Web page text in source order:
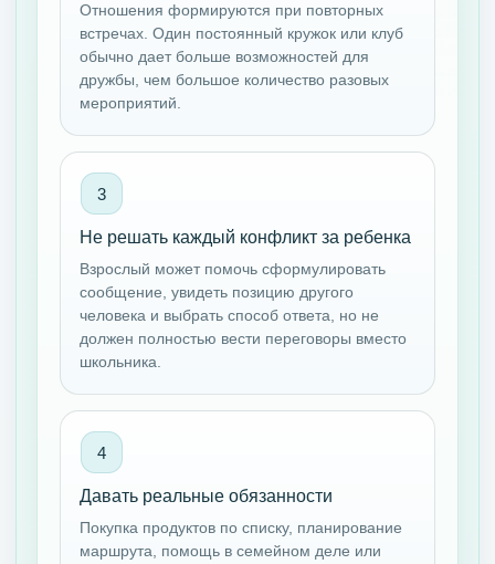
Отношения формируются при повторных
встречах. Один постоянный кружок или клуб
обычно дает больше возможностей для
дружбы, чем большое количество разовых
мероприятий.
Не решать каждый конфликт за ребенка
Взрослый может помочь сформулировать
сообщение, увидеть позицию другого
человека и выбрать способ ответа, но не
должен полностью вести переговоры вместо
школьника.
Давать реальные обязанности
Покупка продуктов по списку, планирование
маршрута, помощь в семейном деле или